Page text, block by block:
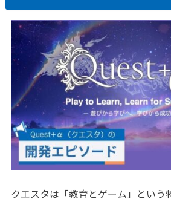
クエスタは「教育とゲーム」という